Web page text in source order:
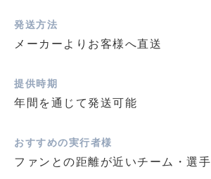
発送方法
メーカーよりお客様へ直送
提供時期
年間を通じて発送可能
おすすめの実行者様
ファンとの距離が近いチーム・選手